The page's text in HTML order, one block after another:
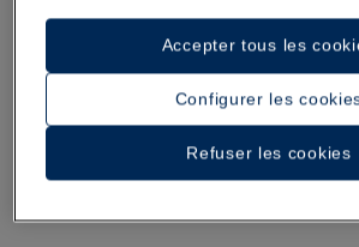
Une promenade dans l’hôtel
Voir 34 photos et vidéosConfigurer les
Refuser les cookies
Accepter tous les